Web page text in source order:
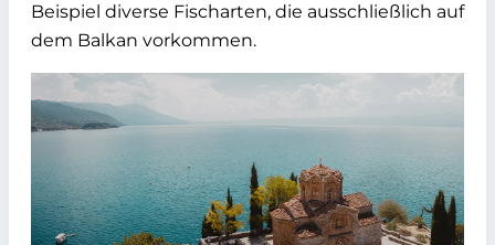
Beispiel diverse Fischarten, die ausschließlich auf
dem Balkan vorkommen.